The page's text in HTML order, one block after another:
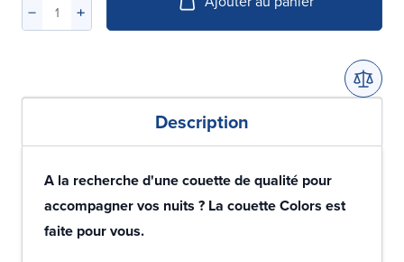
Description
A la recherche d'une couette de qualité pour
accompagner vos nuits ? La couette Colors est
faite pour vous.